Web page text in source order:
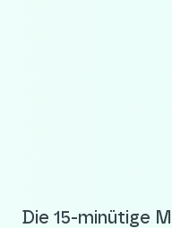
Die 15-minütige